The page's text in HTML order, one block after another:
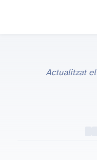
Actualitzat el